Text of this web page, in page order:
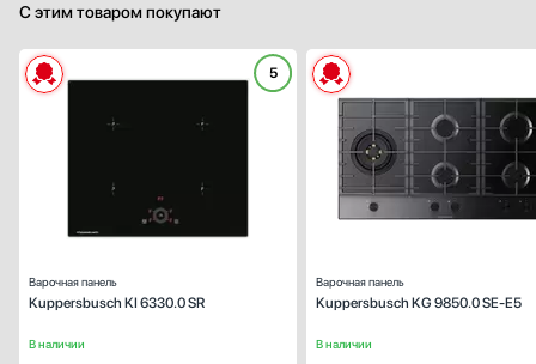
С этим товаром покупают
5
В наличии
Варочная панель
Kuppersbusch KI 6330.0 SR
Габариты (ВхШхГ), см:
черное
Панель конфорок:
Общее количество конфорок:
В наличии
Варочная панель
Kuppersbusch KG 9850.0 SE-E5